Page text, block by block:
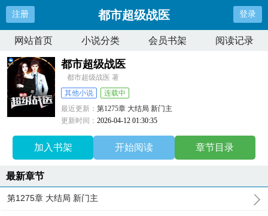
注册 都市超级战医 登录
网站首页 小说分类 会员书架 阅读记录
都市超级战医
都市超级战医 著
其他小说
连载中
最近更新：第1275章 大结局 新门主
更新时间：2026-04-12 01:30:35
加入书架 开始阅读 章节目录
最新章节
第1275章 大结局 新门主